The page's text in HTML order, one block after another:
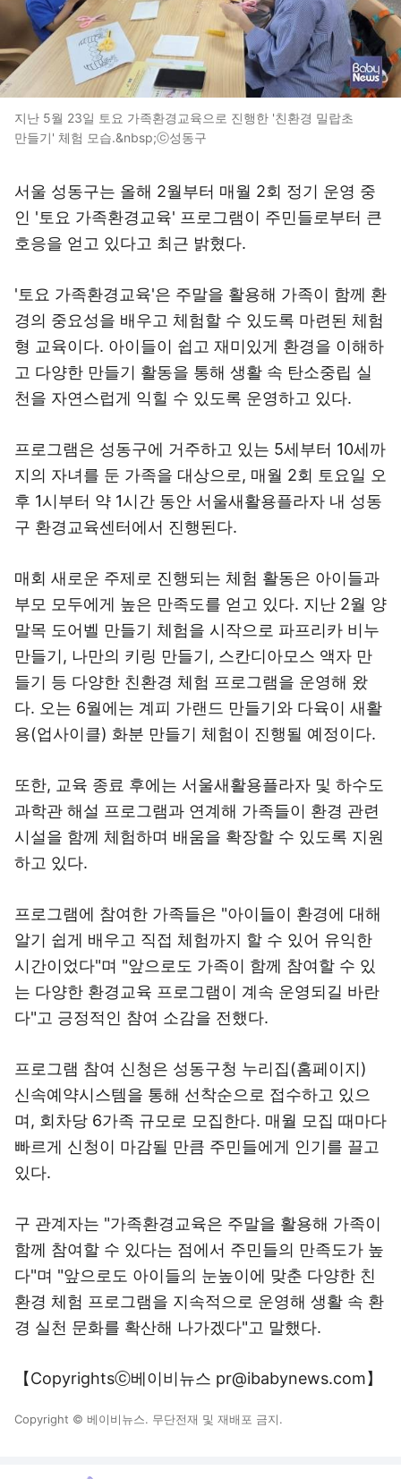
지난 5월 23일 토요 가족환경교육으로 진행한 '친환경 밀랍초
만들기' 체험 모습.&nbsp;ⓒ성동구
서울 성동구는 올해 2월부터 매월 2회 정기 운영 중
인 '토요 가족환경교육' 프로그램이 주민들로부터 큰
호응을 얻고 있다고 최근 밝혔다.
'토요 가족환경교육'은 주말을 활용해 가족이 함께 환
경의 중요성을 배우고 체험할 수 있도록 마련된 체험
형 교육이다. 아이들이 쉽고 재미있게 환경을 이해하
고 다양한 만들기 활동을 통해 생활 속 탄소중립 실
천을 자연스럽게 익힐 수 있도록 운영하고 있다.
프로그램은 성동구에 거주하고 있는 5세부터 10세까
지의 자녀를 둔 가족을 대상으로, 매월 2회 토요일 오
후 1시부터 약 1시간 동안 서울새활용플라자 내 성동
구 환경교육센터에서 진행된다.
매회 새로운 주제로 진행되는 체험 활동은 아이들과
부모 모두에게 높은 만족도를 얻고 있다. 지난 2월 양
말목 도어벨 만들기 체험을 시작으로 파프리카 비누
만들기, 나만의 키링 만들기, 스칸디아모스 액자 만
들기 등 다양한 친환경 체험 프로그램을 운영해 왔
다. 오는 6월에는 계피 가랜드 만들기와 다육이 새활
용(업사이클) 화분 만들기 체험이 진행될 예정이다.
또한, 교육 종료 후에는 서울새활용플라자 및 하수도
과학관 해설 프로그램과 연계해 가족들이 환경 관련
시설을 함께 체험하며 배움을 확장할 수 있도록 지원
하고 있다.
프로그램에 참여한 가족들은 "아이들이 환경에 대해
알기 쉽게 배우고 직접 체험까지 할 수 있어 유익한
시간이었다"며 "앞으로도 가족이 함께 참여할 수 있
는 다양한 환경교육 프로그램이 계속 운영되길 바란
다"고 긍정적인 참여 소감을 전했다.
프로그램 참여 신청은 성동구청 누리집(홈페이지)
신속예약시스템을 통해 선착순으로 접수하고 있으
며, 회차당 6가족 규모로 모집한다. 매월 모집 때마다
빠르게 신청이 마감될 만큼 주민들에게 인기를 끌고
있다.
구 관계자는 "가족환경교육은 주말을 활용해 가족이
함께 참여할 수 있다는 점에서 주민들의 만족도가 높
다"며 "앞으로도 아이들의 눈높이에 맞춘 다양한 친
환경 체험 프로그램을 지속적으로 운영해 생활 속 환
경 실천 문화를 확산해 나가겠다"고 말했다.
【Copyrightsⓒ베이비뉴스 pr@ibabynews.com】
Copyright © 베이비뉴스. 무단전재 및 재배포 금지.